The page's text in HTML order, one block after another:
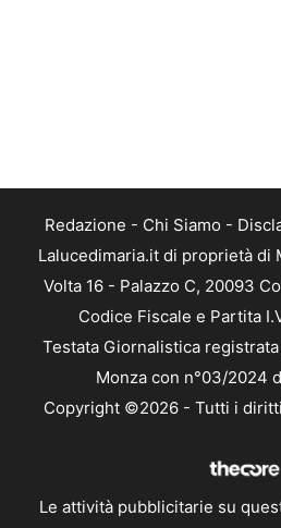
Redazione - Chi Siamo -
Lalucedimaria.it di proprietà di
Volta 16 - Palazzo C, 20093
Codice Fiscale e Partita
Testata Giornalistica
Monza con n°03/2024
Copyright ©2026 - Tutti i
Le attività pubblicitarie su